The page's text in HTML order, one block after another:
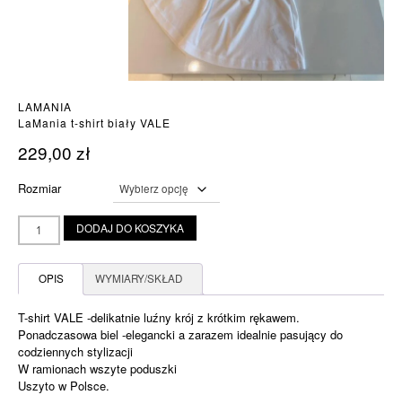
LAMANIA
LaMania t-shirt biały VALE
229,00 zł
Rozmiar
ilość
LaMania
shirt
biały
DODAJ DO KOSZYKA
OPIS WYMIARY/SKŁAD
T-shirt VALE -delikatnie luźny krój z krótkim rękawem.
Ponadczasowa biel -elegancki a zarazem idealnie pasujący do
codziennych stylizacji
W ramionach wszyte poduszki
Uszyto w Polsce.